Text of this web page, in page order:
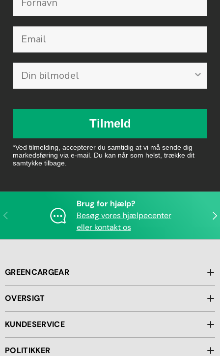
Email
Tilmeld
*Ved tilmelding, accepterer du samtidig at vi må sende dig
markedsføring via e-mail. Du kan når som helst, trække dit
samtykke tilbage.
Forrige
Brug for hjælp?
Besøg vores hjælpecenter
eller kontakt os
GREENCARGEAR
OVERSIGT
KUNDESERVICE
POLITIKKER